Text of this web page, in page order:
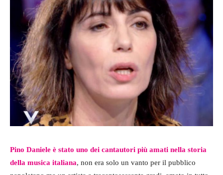
Pino Daniele è stato uno dei cantautori più amati nella storia
della musica italiana, non era solo un vanto per il pubblico